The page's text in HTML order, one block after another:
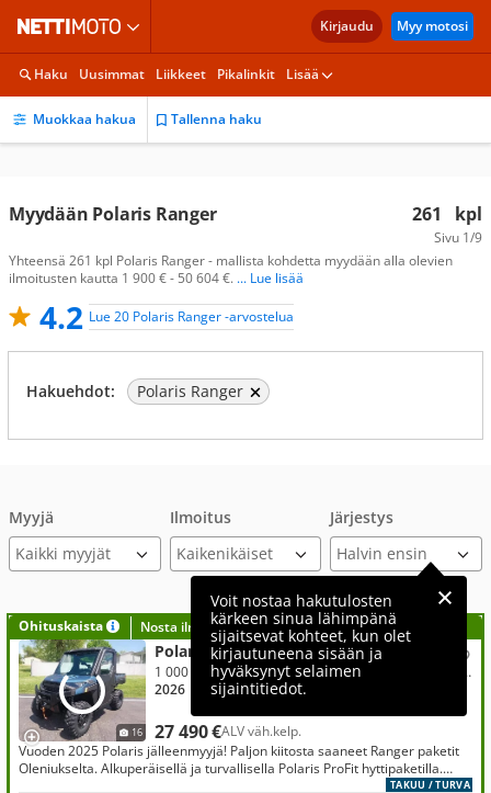
Kirjaudu Myy motosi
Haku Uusimmat Liikkeet Pikalinkit Lisää
Muokkaa hakua Tallenna haku
261 kpl
Sivu 1/9
Myydään Polaris Ranger
Yhteensä 261 kpl Polaris Ranger - mallista kohdetta myydään alla olevien
ilmoitusten kautta 1 900 € - 50 604 €. ... Lue lisää
4.2 Lue 20 Polaris Ranger -arvostelua
Hakuehdot: Polaris Ranger
Myyjä
Kaikki myyjät
Ilmoitus Järjestys
Voit nostaa hakutulosten
kärkeen sinua lähimpänä
sijaitsevat kohteet, kun olet
kirjautuneena sisään ja
hyväksynyt selaimen
sijaintitiedot.
Ohituskaista Nosta ilmoituksesi tähän?
16
Polaris Ranger
27 490 €ALV väh.kelp.
1 000 cm³, XP BLUE SLATE UUSI AJAMATON 2026! POLARIS PROFIT LÄMPÖHYTILLÄ JA POLARIS ORIGINAL OVILLA
2026
● 4-tahti● Neliveto
Vuoden 2025 Polaris jälleenmyyjä! Paljon kiitosta saaneet Ranger paketit
Oleniukselta. Alkuperäisellä ja turvallisella Polaris ProFit hyttipaketilla.
TAKUU / TURVA